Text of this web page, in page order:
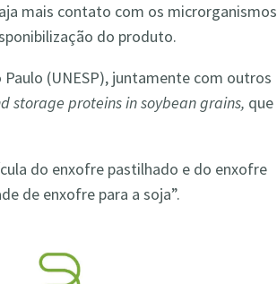
mais contato com os microrganismos
do produto.
(UNESP), juntamente com outros
storage proteins in soybean grains, que
do enxofre pastilhado e do enxofre
de enxofre para a soja”.